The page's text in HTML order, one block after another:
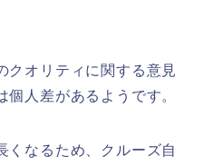
クオリティに関する意見
人差があるようです。
くなるため、クルーズ自